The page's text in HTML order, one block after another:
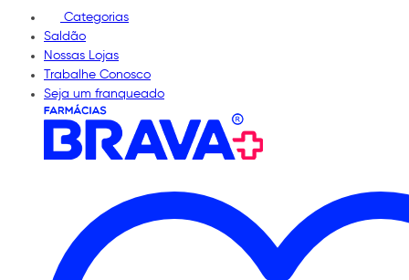
Categorias
Saldão
Nossas Lojas
Trabalhe Conosco
Seja um franqueado